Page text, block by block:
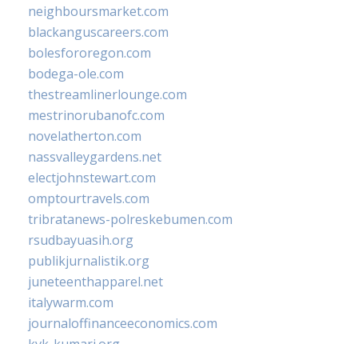
neighboursmarket.com
blackanguscareers.com
bolesfororegon.com
bodega-ole.com
thestreamlinerlounge.com
mestrinorubanofc.com
novelatherton.com
nassvalleygardens.net
electjohnstewart.com
omptourtravels.com
tribratanews-polreskebumen.com
rsudbayuasih.org
publikjurnalistik.org
juneteenthapparel.net
italywarm.com
journaloffinanceeconomics.com